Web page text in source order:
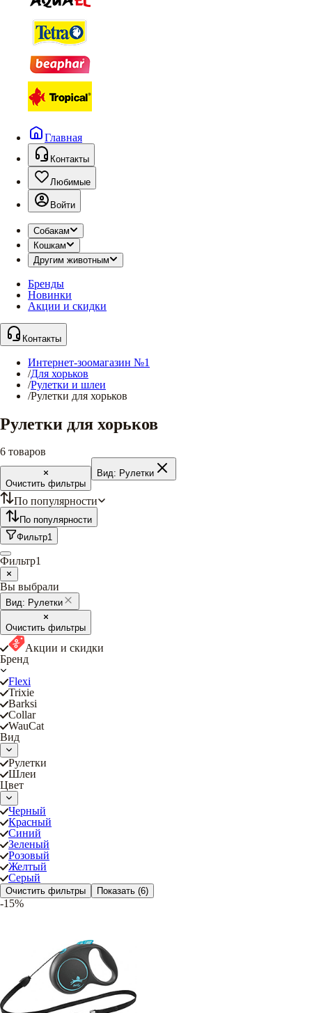
Главная
Контакты
Любимые
Войти
Собакам
Кошкам
Другим животным
Бренды
Новинки
Акции и скидки
Контакты
Интернет-зоомагазин №1
/Для хорьков
/Рулетки и шлеи
/Рулетки для хорьков
Рулетки для хорьков
6 товаров
Очистить фильтры
Вид: Рулетки
По популярности
По популярности
Фильтр1
Фильтр1
Вы выбрали
Вид: Рулетки
Очистить фильтры
Акции и скидки
Бренд
Flexi
Trixie
Barksi
Collar
WauCat
Вид
Рулетки
Шлеи
Цвет
Черный
Красный
Синий
Зеленый
Розовый
Желтый
Серый
Очистить фильтры Показать (6)
-15%